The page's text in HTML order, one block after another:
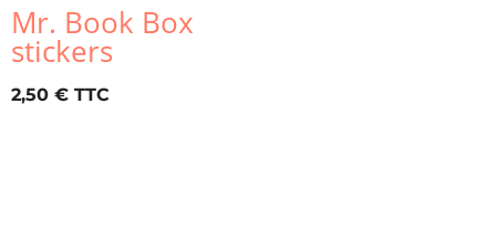
Mr. Book Box
stickers
2,50 €